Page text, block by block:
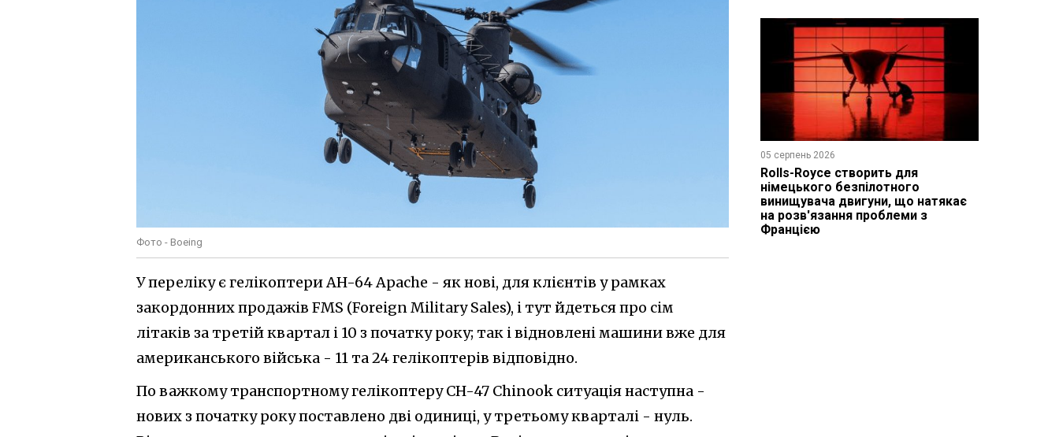
Фото - Boeing
У переліку є гелікоптери AH-64 Apache - як нові, для клієнтів у рамках
закордонних продажів FMS (Foreign Military Sales), і тут йдеться про сім
літаків за третій квартал і 10 з початку року; так і відновлені машини вже для
американського війська - 11 та 24 гелікоптерів відповідно.
По важкому транспортному гелікоптеру CH-47 Chinook ситуація наступна -
нових з початку року поставлено дві одиниці, у третьому кварталі - нуль.
05 серпень 2026
Rolls-Royce створить для
німецького безпілотного
винищувача двигуни, що натякає
на розв'язання проблеми з
Францією